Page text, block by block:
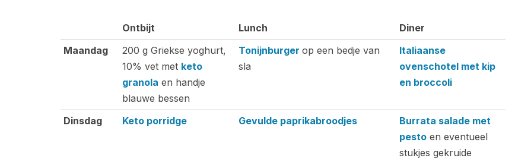
Ontbijt Lunch
Diner
Ontbijt
Lunch Diner
Maandag
200 g Griekse yoghurt,
10% vet met keto
granola en handje
blauwe bessen
Tonijnburger op een bedje van
sla
Italiaanse
ovenschotel met kip
en broccoli
Dinsdag Keto porridge Gevulde paprikabroodjes
Burrata salade met
pesto en eventueel
stukjes gekruide